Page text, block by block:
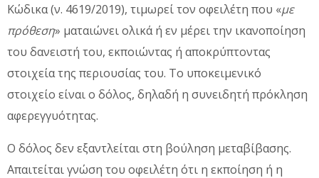
Κώδικα (ν. 4619/2019), τιμωρεί τον οφειλέτη που «με
πρόθεση» ματαιώνει ολικά ή εν μέρει την ικανοποίηση
του δανειστή του, εκποιώντας ή αποκρύπτοντας
στοιχεία της περιουσίας του. Το υποκειμενικό
στοιχείο είναι ο δόλος, δηλαδή η συνειδητή πρόκληση
αφερεγγυότητας.
Ο δόλος δεν εξαντλείται στη βούληση μεταβίβασης.
Απαιτείται γνώση του οφειλέτη ότι η εκποίηση ή η